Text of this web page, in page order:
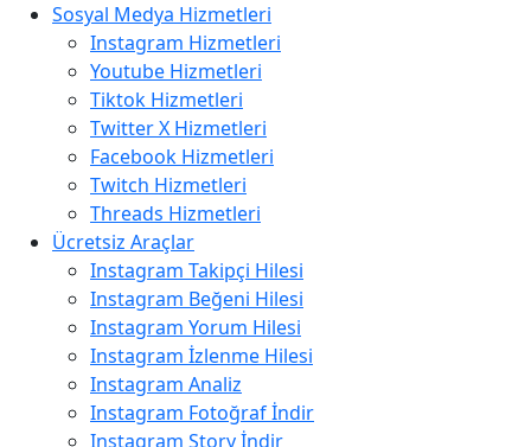
Sosyal Medya Hizmetleri
Instagram Hizmetleri
Youtube Hizmetleri
Tiktok Hizmetleri
Twitter X Hizmetleri
Facebook Hizmetleri
Twitch Hizmetleri
Threads Hizmetleri
Ücretsiz Araçlar
Instagram Takipçi Hilesi
Instagram Beğeni Hilesi
Instagram Yorum Hilesi
Instagram İzlenme Hilesi
Instagram Analiz
Instagram Fotoğraf İndir
Instagram Story İndir